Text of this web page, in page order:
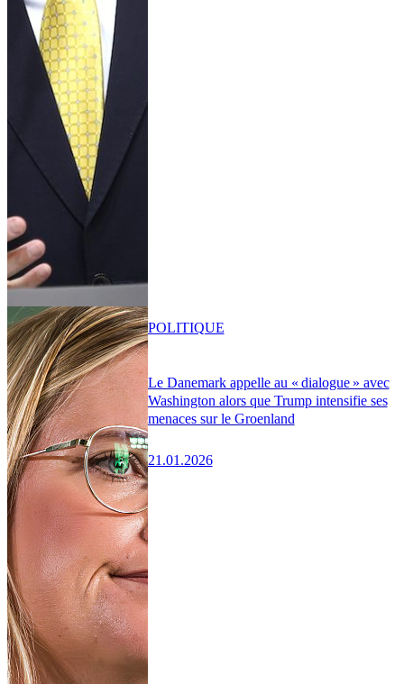
Le Danemark appelle au « dialogue » avec
Washington alors que Trump intensifie ses
menaces sur le Groenland
21.01.2026
POLITIQUE